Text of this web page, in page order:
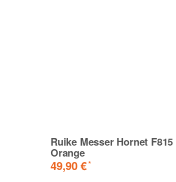
Ruike Messer Hornet F815
Orange
49,90 €*